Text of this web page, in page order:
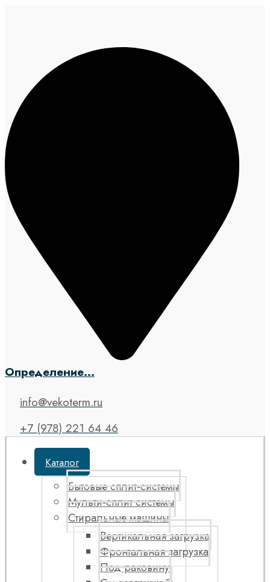
Определение...
info@vekoterm.ru
+7 (978) 221 64 46
Каталог
Бытовые сплит-системы
Мульти-сплит системы
Стиральные машины
Вертикальная загрузка
Фронтальная загрузка
Под раковину